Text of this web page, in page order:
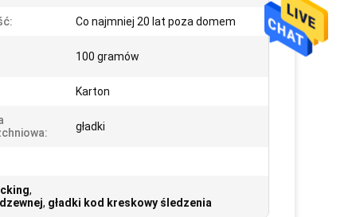
Co najmniej 20 lat poza domem
100 gramów
Karton
gładki
,
, gładki kod kreskowy śledzenia